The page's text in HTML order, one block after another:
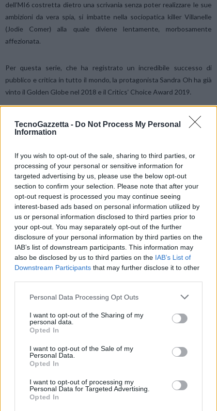
TecnoGazzetta - Do Not Process My Personal
Information
If you wish to opt-out of the sale, sharing to third parties, or
processing of your personal or sensitive information for
targeted advertising by us, please use the below opt-out
section to confirm your selection. Please note that after your
opt-out request is processed you may continue seeing
interest-based ads based on personal information utilized by
us or personal information disclosed to third parties prior to
your opt-out. You may separately opt-out of the further
disclosure of your personal information by third parties on the
IAB’s list of downstream participants. This information may
also be disclosed by us to third parties on the IAB’s List of
Downstream Participants that may further disclose it to other
Personal Data Processing Opt Outs
I want to opt-out of the Sharing of my
personal data.
Opted In
I want to opt-out of the Sale of my
Personal Data.
Opted In
I want to opt-out of processing my
Personal Data for Targeted Advertising.
Opted In
dell’MI6 costretta dietro una scrivania senza poter realizzare le sue
ambizioni da vera spia, si imbatte nella sociopatica killer Villanelle
(Jodie Comer) alla quale diviene lentamente, morbosamente
affezionata.
Per questa serie, che ha registrato un incredibile successo di
pubblico e critica in tutto il mondo, la protagonista Sandra Oh ha già
vinto il Golden Globe nel 2018 e il Critics’ Choice Award 2019.
Condividi questo articolo:
Mastodon Telegram WhatsApp
Stampa Altro
Vuoi ricevere gli aggiornamenti delle news di TecnoGazzetta?
Inserisci nome ed indirizzo E-Mail: